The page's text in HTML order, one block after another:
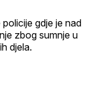
gdje je nad
zbog sumnje u
djela.